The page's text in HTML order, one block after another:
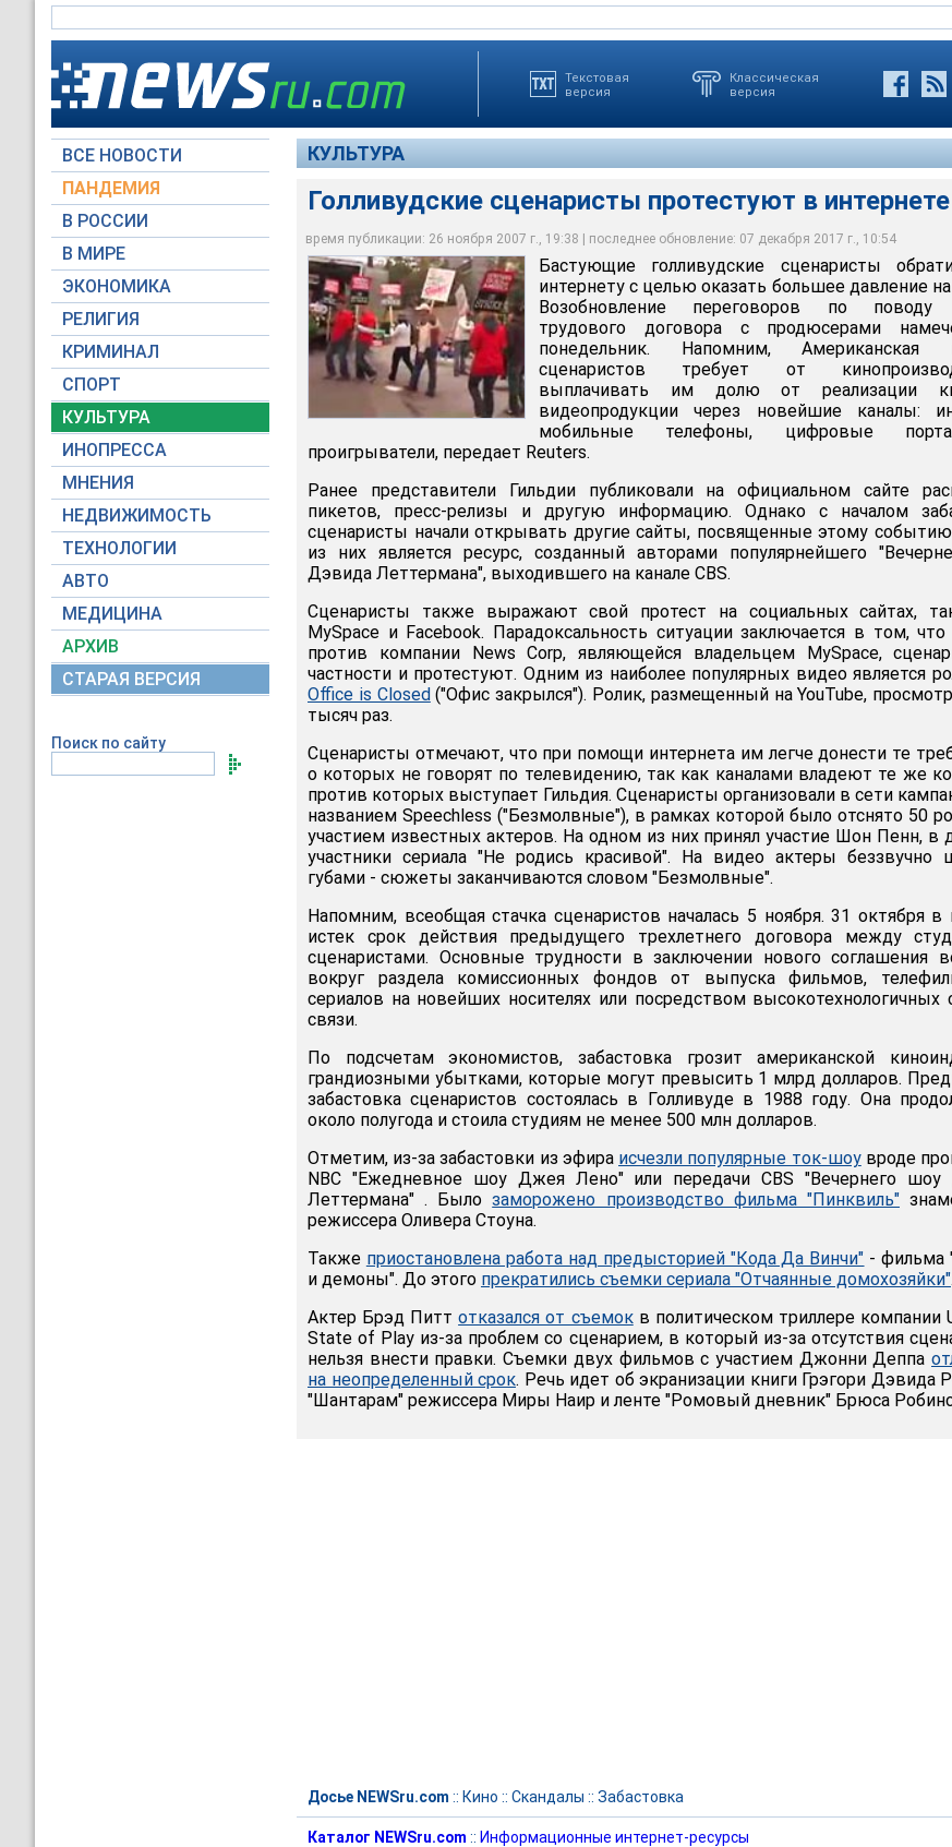
Текстовая
версия
Классическая
версия
ВСЕ НОВОСТИ
ПАНДЕМИЯ
В РОССИИ
В МИРЕ
ЭКОНОМИКА
РЕЛИГИЯ
КРИМИНАЛ
СПОРТ
КУЛЬТУРА
ИНОПРЕССА
МНЕНИЯ
НЕДВИЖИМОСТЬ
ТЕХНОЛОГИИ
АВТО
МЕДИЦИНА
АРХИВ
СТАРАЯ ВЕРСИЯ
Поиск по сайту
КУЛЬТУРА
Голливудские сценаристы протестуют в интернете
время публикации: 26 ноября 2007 г., 19:38 | последнее обновление: 07 декабря 2017 г., 10:54
Голливудские сценаристы протестуют в интернете
youtube.com
Бастующие голливудские сценаристы
интернету с целью оказать большее давление
Возобновление переговоров по поводу
трудового договора с продюсерами
понедельник. Напомним, Американская
сценаристов требует от
выплачивать им долю от реализации
видеопродукции через новейшие каналы:
мобильные телефоны, цифровые
проигрыватели, передает Reuters.
Ранее представители Гильдии публиковали на официальном сайте
пикетов, пресс-релизы и другую информацию. Однако с началом
сценаристы начали открывать другие сайты, посвященные этому
из них является ресурс, созданный авторами популярнейшего
Дэвида Леттермана", выходившего на канале CBS.
Сценаристы также выражают свой протест на социальных сайтах,
MySpace и Facebook. Парадоксальность ситуации заключается в том,
против компании News Corp, являющейся владельцем MySpace,
частности и протестуют. Одним из наиболее популярных видео является
Office is Closed("Офис закрылся"). Ролик, размещенный на YouTube,
тысяч раз.
Сценаристы отмечают, что при помощи интернета им легче донести те
о которых не говорят по телевидению, так как каналами владеют те же
против которых выступает Гильдия. Сценаристы организовали в сети
названием Speechless ("Безмолвные"), в рамках которой было отснято 50
участием известных актеров. На одном из них принял участие Шон Пенн, в
участники сериала "Не родись красивой". На видео актеры беззвучно
губами - сюжеты заканчиваются словом "Безмолвные".
Напомним, всеобщая стачка сценаристов началась 5 ноября. 31 октября в
истек срок действия предыдущего трехлетнего договора между
сценаристами. Основные трудности в заключении нового соглашения
вокруг раздела комиссионных фондов от выпуска фильмов,
сериалов на новейших носителях или посредством высокотехнологичных
связи.
По подсчетам экономистов, забастовка грозит американской
грандиозными убытками, которые могут превысить 1 млрд долларов.
забастовка сценаристов состоялась в Голливуде в 1988 году. Она
около полугода и стоила студиям не менее 500 млн долларов.
Отметим, из-за забастовки из эфира исчезли популярные ток-шоувроде
NBC "Ежедневное шоу Джея Лено" или передачи CBS "Вечернего шоу
Леттермана" . Былозаморожено производство фильма "Пинквиль"
режиссера Оливера Стоуна.
Также приостановлена работа над предысторией "Кода Да Винчи" - фильма
и демоны". До этого прекратились съемки сериала "Отчаянные домохозяйки".
Актер Брэд Питтотказался от съемокв политическом триллере компании
State of Play из-за проблем со сценарием, в который из-за отсутствия
нельзя внести правки. Съемки двух фильмов с участием Джонни Деппа
на неопределенный срок. Речь идет об экранизации книги Грэгори Дэвида
"Шантарам" режиссера Миры Наир и ленте "Ромовый дневник" Брюса
Досье NEWSru.com :: Кино :: Скандалы :: Забастовка
Каталог NEWSru.com :: Информационные интернет-ресурсы